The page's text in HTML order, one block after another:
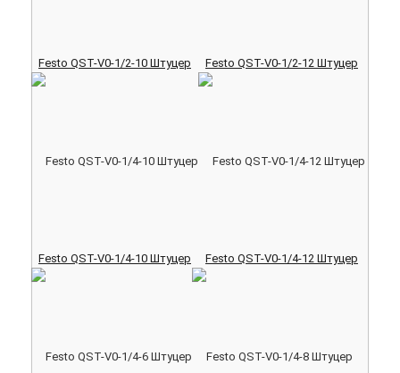
Festo QST-V0-1/2-10 Штуцер Festo QST-V0-1/2-12 Штуцер
Festo QST-V0-1/4-10 Штуцер Festo QST-V0-1/4-12 Штуцер